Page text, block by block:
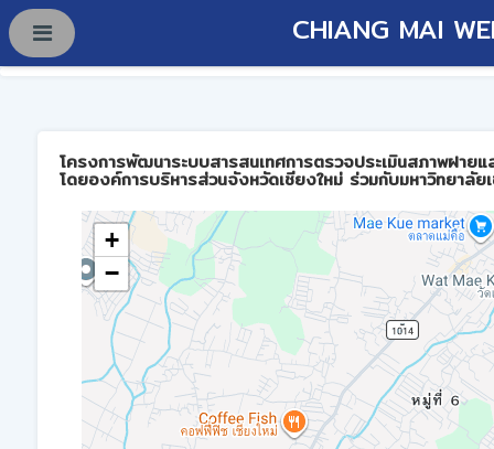
CHIANG MAI
โครงการพัฒนาระบบสารสนเทศการตรวจประเมินสภาพฝาย
โดยองค์การบริหารส่วนจังหวัดเชียงใหม่ ร่วมกับมหาวิทยาลัย
+
−